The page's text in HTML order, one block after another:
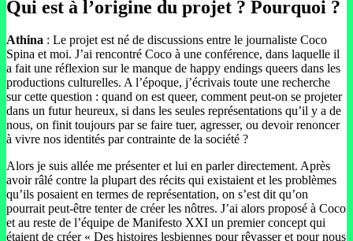
Qui est à l’origine du projet ? Pourquoi ?
Athina : Le projet est né de discussions entre le journaliste Coco
Spina et moi. J’ai rencontré Coco à une conférence, dans laquelle il
a fait une réflexion sur le manque de happy endings queers dans les
productions culturelles. A l’époque, j’écrivais toute une recherche
sur cette question : quand on est queer, comment peut-on se projeter
dans un futur heureux, si dans les seules représentations qu’il y a de
nous, on finit toujours par se faire tuer, agresser, ou devoir renoncer
à vivre nos identités par contrainte de la société ?
Alors je suis allée me présenter et lui en parler directement. Après
avoir râlé contre la plupart des récits qui existaient et les problèmes
qu’ils posaient en termes de représentation, on s’est dit qu’on
pourrait peut-être tenter de créer les nôtres. J’ai alors proposé à Coco
et au reste de l’équipe de Manifesto XXI un premier concept qui
étaient de créer « Des histoires lesbiennes pour rêvasser et pour nous